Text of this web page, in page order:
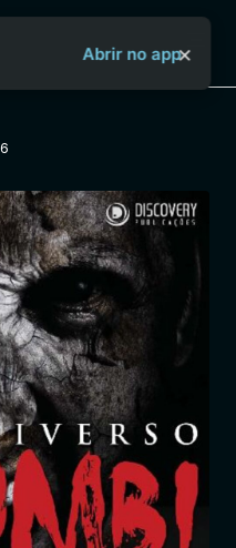
o Aya Bancah
Início
Revistas
Jornais
Notícias
Abrir no app×